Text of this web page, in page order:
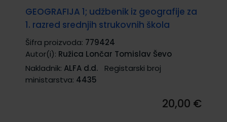
GEOGRAFIJA 1; udžbenik iz geografije za
1. razred srednjih strukovnih škola
Šifra proizvoda: 779424
Autor(i): Ružica Lončar Tomislav Ševo
Nakladnik: ALFA d.d.
Registarski broj
ministarstva: 4435
20,00 €